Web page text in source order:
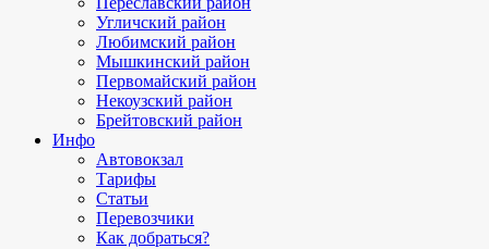
Угличский район
Любимский район
Мышкинский район
Первомайский район
Некоузский район
Брейтовский район
Инфо
Автовокзал
Тарифы
Статьи
Перевозчики
Как добраться?